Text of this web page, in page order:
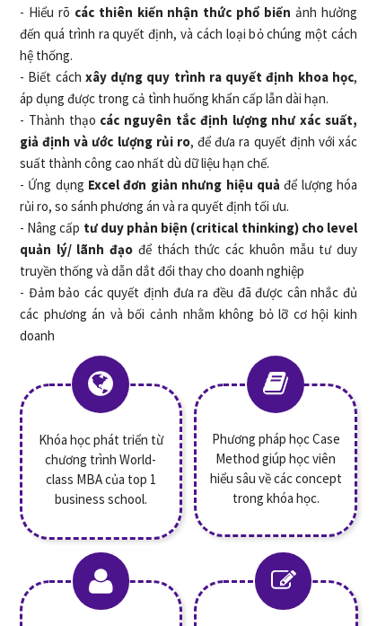
Phương pháp học Case
Method giúp học viên
hiểu sâu về các concept
trong khóa học.
Khóa học phát triển từ
chương trình World-
class MBA của top 1
business school.
- Hiểu rõ các thiên kiến nhận thức phổ biến ảnh hưởng
đến quá trình ra quyết định, và cách loại bỏ chúng một cách
hệ thống.
- Biết cách xây dựng quy trình ra quyết định khoa học,
áp dụng được trong cả tình huống khẩn cấp lẫn dài hạn.
- Thành thạo các nguyên tắc định lượng như xác suất,
giả định và ước lượng rủi ro, để đưa ra quyết định với xác
suất thành công cao nhất dù dữ liệu hạn chế.
- Ứng dụng Excel đơn giản nhưng hiệu quả để lượng hóa
rủi ro, so sánh phương án và ra quyết định tối ưu.
- Nâng cấp tư duy phản biện (critical thinking) cho level
quản lý/ lãnh đạo để thách thức các khuôn mẫu tư duy
truyền thống và dẫn dắt đổi thay cho doanh nghiệp
- Đảm bảo các quyết định đưa ra đều đã được cân nhắc đủ
các phương án và bối cảnh nhằm không bỏ lỡ cơ hội kinh
doanh